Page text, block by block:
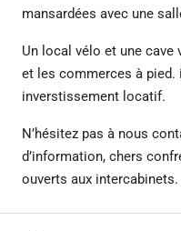
mansardées avec une
Un local vélo et une
et les commerces à pied.
inverstissement locatif.
N’hésitez pas à nous
d’information, chers
ouverts aux intercabinets.